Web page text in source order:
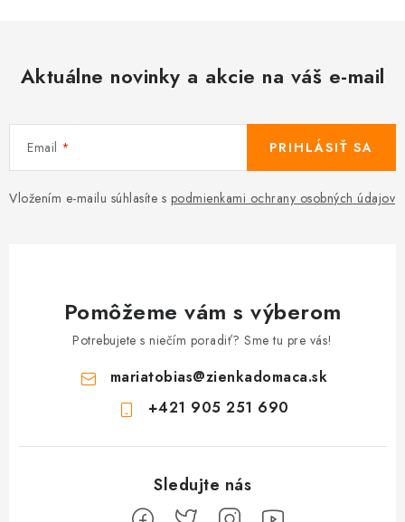
Aktuálne novinky a akcie na váš e-mail
Email
Vložením e-mailu súhlasíte s podmienkami ochrany osobných údajov
PRIHLÁSIŤ SA
Pomôžeme vám s výberom
Potrebujete s niečím poradiť? Sme tu pre vás!
mariatobias@zienkadomaca.sk
+421 905 251 690